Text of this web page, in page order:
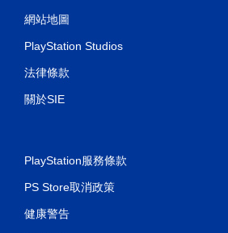
網站地圖
PlayStation Studios
法律條款
關於SIE
PlayStation服務條款
PS Store取消政策
健康警告